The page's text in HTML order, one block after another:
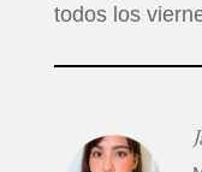
todos los